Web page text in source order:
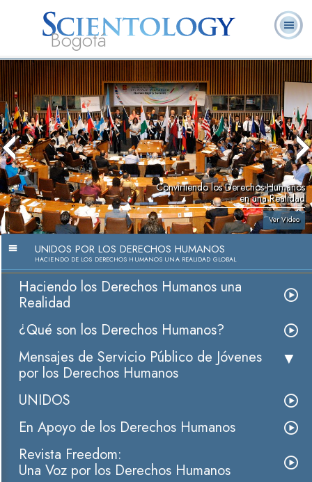
Bogotá
Acerca de
L. Ronald
¿Qué es
Scientology?
Ministros
Preguntas
Frecuentes
Libros
Convirtiendo los Derechos Humanos
en una Realidad
Ver Video
UNIDOS POR LOS DERECHOS HUMANOS
HACIENDO DE LOS DERECHOS HUMANOS UNA REALIDAD GLOBAL
Haciendo los Derechos Humanos una
Realidad
¿Qué son los Derechos Humanos?
Mensajes de Servicio Público de Jóvenes
por los Derechos Humanos
UNIDOS
En Apoyo de los Derechos Humanos
Revista Freedom:
Una Voz por los Derechos Humanos